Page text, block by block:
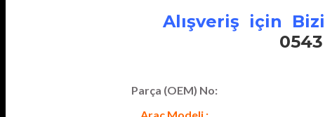
Alışveriş için
Parça (OEM) No:
Araç Modeli :